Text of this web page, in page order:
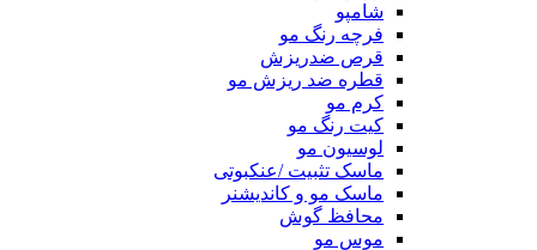
شامپو
فرچه رنگ مو
قرص ضدریزش
قطره ضد ریزش مو
کرم مو
کیت رنگ مو
لوسیون مو
ماسک تثبیت /عنکبوتی
ماسک مو و کاندیشنر
محافظ گوش
موس مو